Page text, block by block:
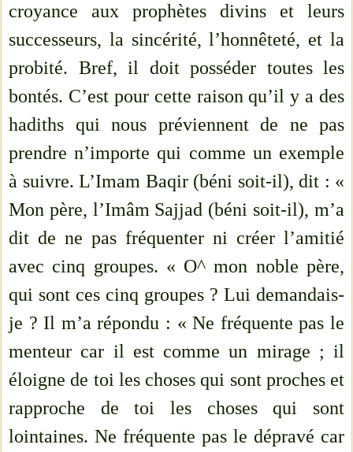
croyance aux prophètes divins et leurs
successeurs, la sincérité, l’honnêteté, et la
probité. Bref, il doit posséder toutes les
bontés. C’est pour cette raison qu’il y a des
hadiths qui nous préviennent de ne pas
prendre n’importe qui comme un exemple
à suivre. L’Imam Baqir (béni soit-il), dit : «
Mon père, l’Imâm Sajjad (béni soit-il), m’a
dit de ne pas fréquenter ni créer l’amitié
avec cinq groupes. « O^ mon noble père,
qui sont ces cinq groupes ? Lui demandais-
je ? Il m’a répondu : « Ne fréquente pas le
menteur car il est comme un mirage ; il
éloigne de toi les choses qui sont proches et
rapproche de toi les choses qui sont
lointaines. Ne fréquente pas le dépravé car